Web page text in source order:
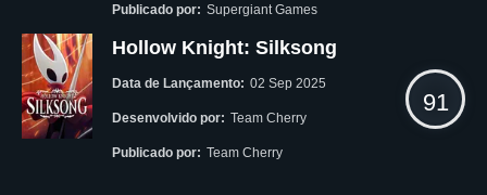
Publicado por: Supergiant Games
Hollow Knight: Silksong
Data de Lançamento: 02 Sep 2025
Desenvolvido por: Team Cherry
Publicado por: Team Cherry
91